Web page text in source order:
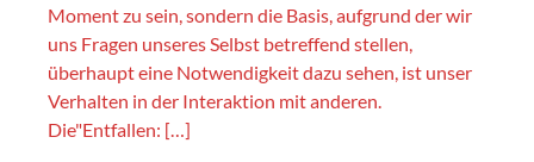
Moment zu sein, sondern die Basis, aufgrund der wir
uns Fragen unseres Selbst betreffend stellen,
überhaupt eine Notwendigkeit dazu sehen, ist unser
Verhalten in der Interaktion mit anderen.
Die"Entfallen: […]